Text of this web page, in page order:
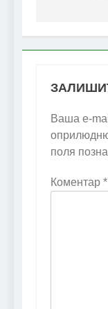
Ваша e-
поля
Коментар *